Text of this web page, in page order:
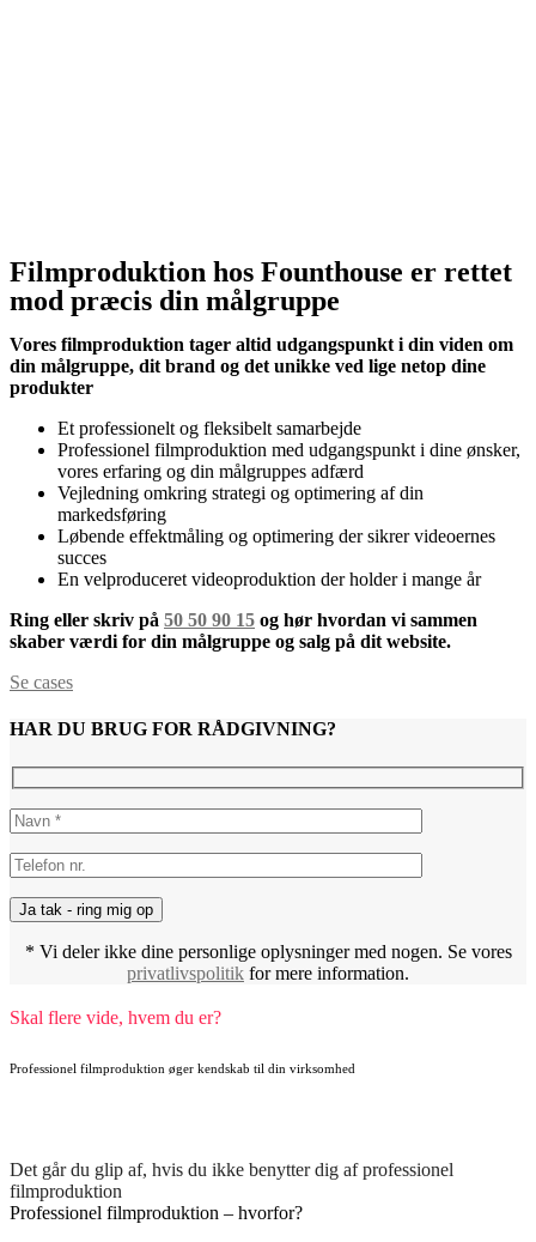
Filmproduktion hos Founthouse er rettet
mod præcis din målgruppe
Vores filmproduktion tager altid udgangspunkt i din viden om
din målgruppe, dit brand og det unikke ved lige netop dine
produkter
Et professionelt og fleksibelt samarbejde
Professionel filmproduktion med udgangspunkt i dine ønsker,
vores erfaring og din målgruppes adfærd
Vejledning omkring strategi og optimering af din
markedsføring
Løbende effektmåling og optimering der sikrer videoernes
succes
En velproduceret videoproduktion der holder i mange år
Ring eller skriv på 50 50 90 15 og hør hvordan vi sammen
skaber værdi for din målgruppe og salg på dit website.
Se cases
HAR DU BRUG FOR RÅDGIVNING?
* Vi deler ikke dine personlige oplysninger med nogen. Se vores
privatlivspolitik for mere information.
Skal flere vide, hvem du er?
Professionel filmproduktion øger kendskab til din virksomhed
Det går du glip af, hvis du ikke benytter dig af professionel
filmproduktion
Professionel filmproduktion – hvorfor?